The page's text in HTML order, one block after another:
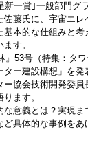
一賞｣一般部門グ
藤氏に、宇宙エ
本的な仕組みと
す。
』53号（特集：タ
ー建設構想」を
協会技術開発委
ます。
意義とは？実現ま
具体的な事例をあ